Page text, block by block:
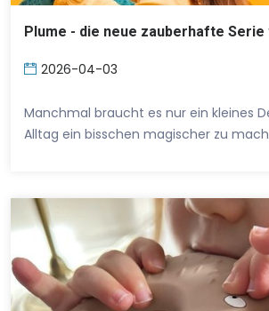
Plume - die neue zauberhafte Serie
2026-04-03
Manchmal braucht es nur ein kleines
Alltag ein bisschen magischer zu